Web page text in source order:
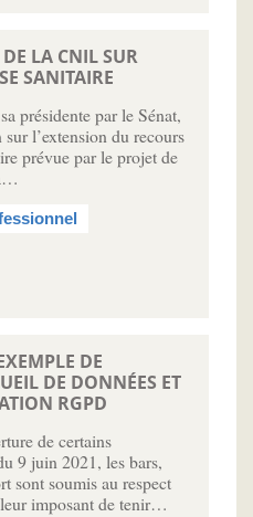
LA CNIL SUR
SANITAIRE
présidente par le Sénat,
l’extension du recours
prévue par le projet de
DE
DE DONNÉES ET
RGPD
de certains
9 juin 2021, les bars,
sont soumis au respect
imposant de tenir…